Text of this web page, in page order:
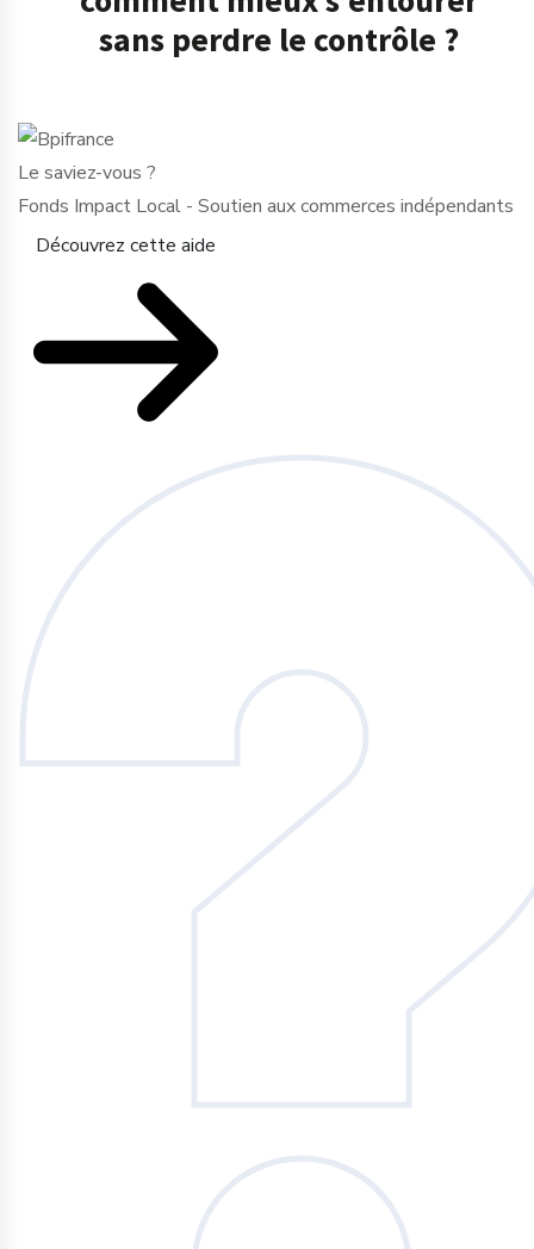
sans perdre le contrôle ?
Le saviez-vous ?
Fonds Impact Local - Soutien aux commerces indépendants
Découvrez cette aide